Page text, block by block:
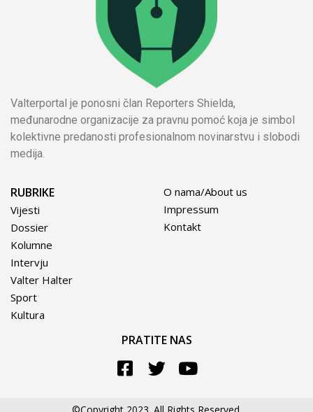
Valterportal je ponosni član Reporters Shielda,
međunarodne organizacije za pravnu pomoć koja je simbol
kolektivne predanosti profesionalnom novinarstvu i slobodi
medija.
RUBRIKE
Vijesti
Dossier
Kolumne
Intervju
Valter Halter
Sport
Kultura
O nama/About us
Impressum
Kontakt
PRATITE NAS